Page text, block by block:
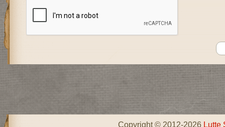
Copyright © 2012-2026 Lutte